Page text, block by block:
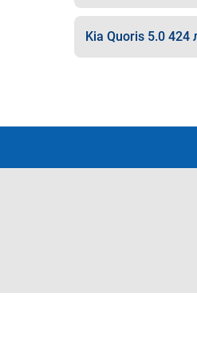
Kia Quoris 5.0 424